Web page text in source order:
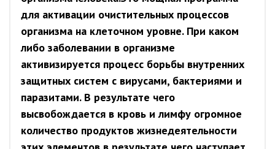
для активации очистительных процессов
организма на клеточном уровне.При каком
либо заболевании в организме
активизируется процесс борьбы внутренних
защитных систем с вирусами, бактериями и
паразитами. В результате чего
высвобождается в кровь и лимфу огромное
количество продуктов жизнедеятельности